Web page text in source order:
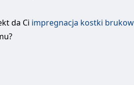
da Ci impregnacja kostki